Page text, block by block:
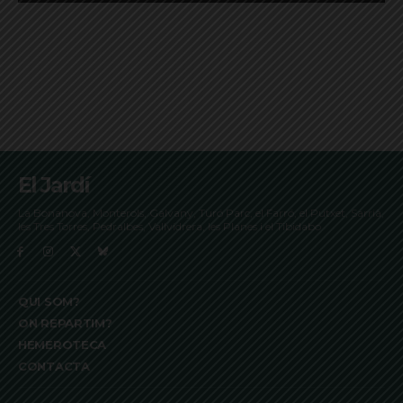
El Jardí
La Bonanova, Monterols, Galvany, Turó Parc, el Farró, el Putxet, Sarrià,
les Tres Torres, Pedralbes, Vallvidrera, les Planes i el Tibidabo
QUI SOM?
ON REPARTIM?
HEMEROTECA
CONTACTA